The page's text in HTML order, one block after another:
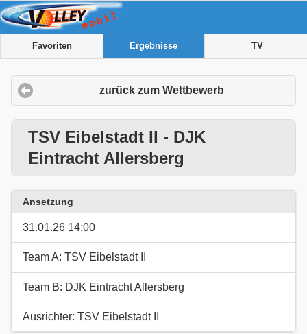
Favoriten Ergebnisse TV
zurück zum Wettbewerb
TSV Eibelstadt II - DJK
Eintracht Allersberg
Ansetzung
31.01.26 14:00
Team A: TSV Eibelstadt II
Team B: DJK Eintracht Allersberg
Ausrichter: TSV Eibelstadt II